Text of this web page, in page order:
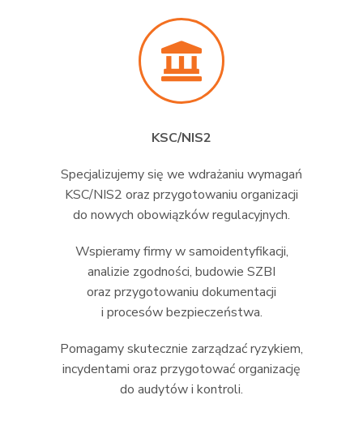
KSC/NIS2
Specjalizujemy się we wdrażaniu wymagań
KSC/NIS2 oraz przygotowaniu organizacji
do nowych obowiązków regulacyjnych.
Wspieramy firmy w samoidentyfikacji,
analizie zgodności, budowie SZBI
oraz przygotowaniu dokumentacji
i procesów bezpieczeństwa.
Pomagamy skutecznie zarządzać ryzykiem,
incydentami oraz przygotować organizację
do audytów i kontroli.